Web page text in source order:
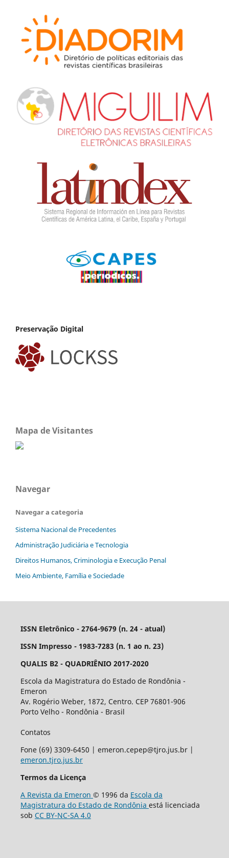
Preservação Digital
Mapa de Visitantes
Navegar
Navegar a categoria
Sistema Nacional de Precedentes
Administração Judiciária e Tecnologia
Direitos Humanos, Criminologia e Execução Penal
Meio Ambiente, Família e Sociedade
ISSN Eletrônico - 2764-9679 (n. 24 - atual)
ISSN Impresso - 1983-7283 (n. 1 ao n. 23)
QUALIS B2 - QUADRIÊNIO 2017-2020
Escola da Magistratura do Estado de Rondônia -
Emeron
Av. Rogério Weber, 1872, Centro. CEP 76801-906
Porto Velho - Rondônia - Brasil
Contatos
Fone (69) 3309-6450 | emeron.cepep@tjro.jus.br |
emeron.tjro.jus.br
Termos da Licença
A Revista da Emeron © 1996 da Escola da
Magistratura do Estado de Rondônia está licenciada
sob CC BY-NC-SA 4.0